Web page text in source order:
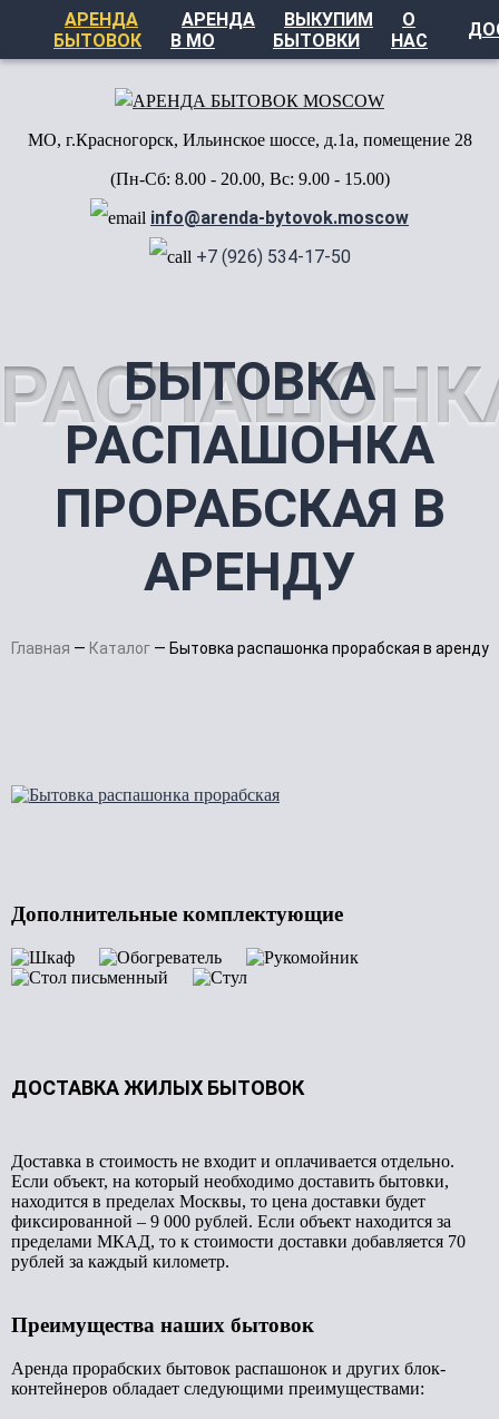
АРЕНДА
БЫТОВОК
АРЕНДА
В МО
ВЫКУПИМ
БЫТОВКИ
О
НАС
МО, г.Красногорск, Ильинское шоссе, д.1а, помещение 28
(Пн-Сб: 8.00 - 20.00, Вс: 9.00 - 15.00)
info@arenda-bytovok.moscow
+7 (926) 534-17-50
БЫТОВКА
РАСПАШОНКА
ПРОРАБСКАЯ В
АРЕНДУ
Главная — Каталог — Бытовка распашонка прорабская в аренду
Дополнительные комплектующие
ДОСТАВКА ЖИЛЫХ БЫТОВОК
Доставка в стоимость не входит и оплачивается отдельно.
Если объект, на который необходимо доставить бытовки,
находится в пределах Москвы, то цена доставки будет
фиксированной – 9 000 рублей. Если объект находится за
пределами МКАД, то к стоимости доставки добавляется 70
рублей за каждый километр.
Преимущества наших бытовок
Аренда прорабских бытовок распашонок и других блок-
контейнеров обладает следующими преимуществами: